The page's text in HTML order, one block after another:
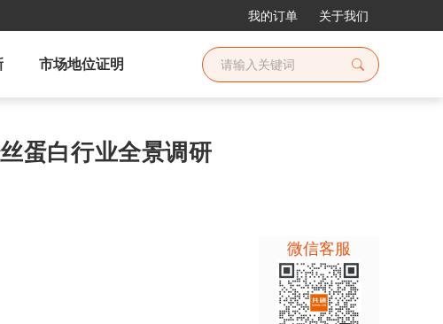
我的订单 关于我们
市场地位证明
蛋白行业全景调研
微信客服